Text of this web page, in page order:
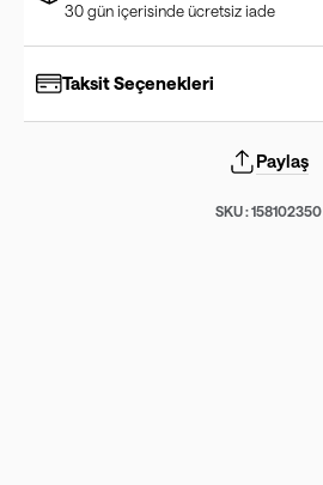
30 gün içerisinde ücretsiz iade
Taksit Seçenekleri
Paylaş
SKU :158102350